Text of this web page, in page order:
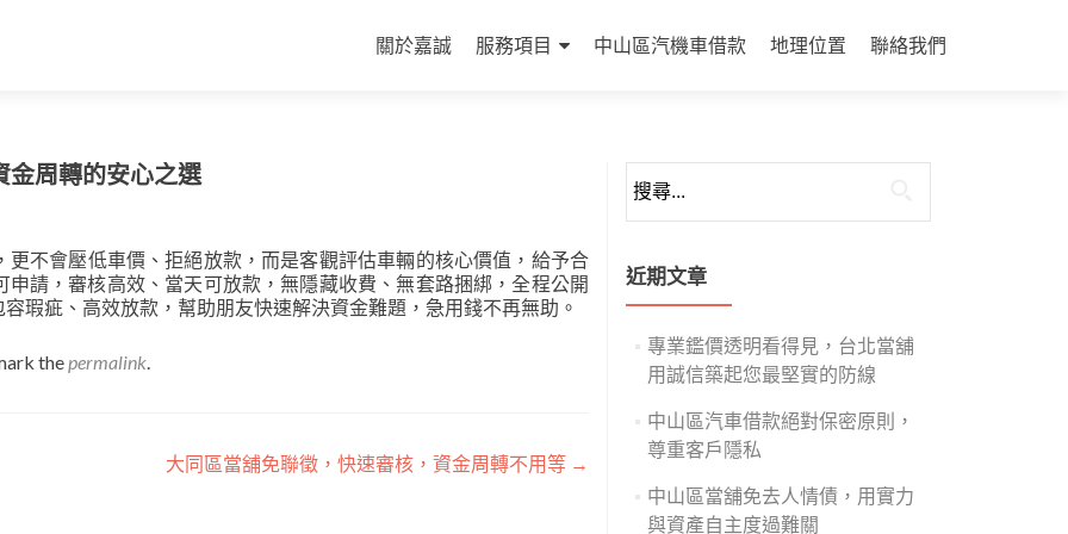
to
關於嘉誠 服務項目 中山區汽機車借款 地理位置 聯絡我們
金周轉的安心之選
更不會壓低車價、拒絕放款，而是客觀評估車輛的核心價值，給予合
請，審核高效、當天可放款，無隱藏收費、無套路捆綁，全程公開
瑕疵、高效放款，幫助朋友快速解決資金難題，急用錢不再無助。
thepermalink.
大同區當舖免聯徵，快速審核，資金周轉不用等 →
尋
鍵
字:
近期文章
專業鑑價透明看得見，台北當舖
用誠信築起您最堅實的防線
中山區汽車借款絕對保密原則，
尊重客戶隱私
中山區當舖免去人情債，用實力
與資產自主度過難關